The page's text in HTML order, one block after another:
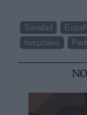
Sanidad
hospitales